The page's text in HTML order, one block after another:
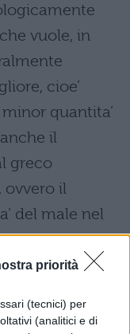
priorità
(tecnici) per
(analitici e di
vuole, in
cioe’
quantita’
il
greco
ovvero il
del male nel
di Dio.
viviamo e’
da mali (cosa